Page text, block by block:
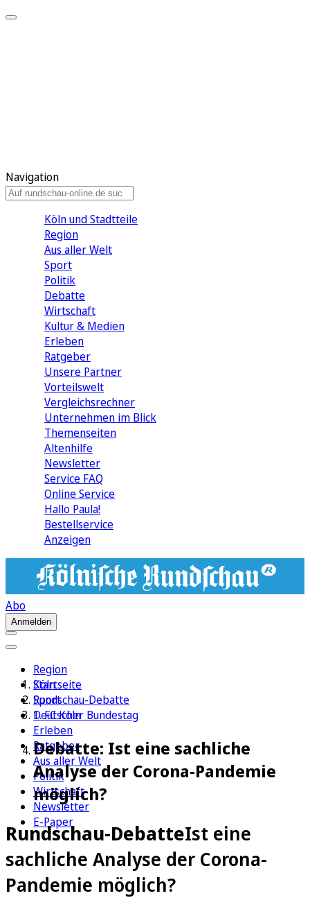
Navigation
Köln und Stadtteile
Region
Aus aller Welt
Sport
Politik
Debatte
Wirtschaft
Kultur & Medien
Erleben
Ratgeber
Unsere Partner
Vorteilswelt
Vergleichsrechner
Unternehmen im Blick
Themenseiten
Altenhilfe
Newsletter
Service FAQ
Online Service
Hallo Paula!
Bestellservice
Anzeigen
Abo
Anmelden
Region
Köln
Sport
1. FC Köln
Erleben
Ratgeber
Aus aller Welt
Politik
Wirtschaft
Newsletter
E-Paper
Startseite
Rundschau-Debatte
Deutscher Bundestag
Debatte: Ist eine sachliche
Analyse der Corona-Pandemie
möglich?
Rundschau-DebatteIst eine
sachliche Analyse der Corona-
Pandemie möglich?